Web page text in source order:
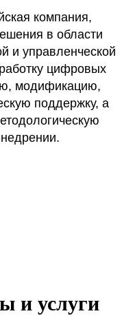
компания,
в области
и управленческой
цифровых
модификацию,
поддержку, а
и услуги